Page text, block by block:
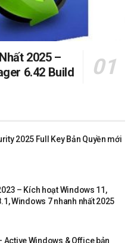
2025 –
6.42 Build
2025 Full Key Bản Quyền mới
– Kích hoạt Windows 11,
Windows 7 nhanh nhất 2025
Windows & Office bản